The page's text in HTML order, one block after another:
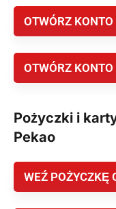
OTWÓRZ
OTWÓRZ
Pożyczki i
Pekao
WEŹ POŻYCZKĘ